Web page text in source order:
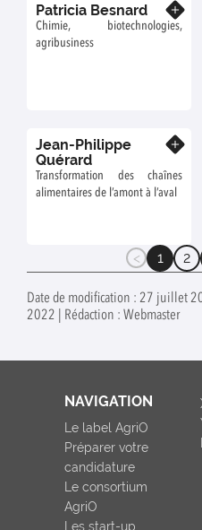
Patricia Besnard
Chimie, biotechnologies,
agribusiness
Jean-Philippe
Quérard
Transformation des chaînes
alimentaires de l’amont à l’aval
1 2
Date de modification : 27 juillet
2022 | Rédaction : Webmaster
NAVIGATION
Le label AgriO
Préparer votre
candidature
Le consortium
AgriO
Les start-up